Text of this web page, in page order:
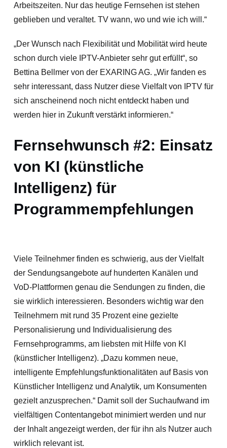
Arbeitszeiten. Nur das heutige Fernsehen ist stehen
geblieben und veraltet. TV wann, wo und wie ich will.“
„Der Wunsch nach Flexibilität und Mobilität wird heute
schon durch viele IPTV-Anbieter sehr gut erfüllt“, so
Bettina Bellmer von der EXARING AG. „Wir fanden es
sehr interessant, dass Nutzer diese Vielfalt von IPTV für
sich anscheinend noch nicht entdeckt haben und
werden hier in Zukunft verstärkt informieren.“
Fernsehwunsch #2: Einsatz
von KI (künstliche
Intelligenz) für
Programmempfehlungen
Viele Teilnehmer finden es schwierig, aus der Vielfalt
der Sendungsangebote auf hunderten Kanälen und
VoD-Plattformen genau die Sendungen zu finden, die
sie wirklich interessieren. Besonders wichtig war den
Teilnehmern mit rund 35 Prozent eine gezielte
Personalisierung und Individualisierung des
Fernsehprogramms, am liebsten mit Hilfe von KI
(künstlicher Intelligenz). „Dazu kommen neue,
intelligente Empfehlungsfunktionalitäten auf Basis von
Künstlicher Intelligenz und Analytik, um Konsumenten
gezielt anzusprechen.“ Damit soll der Suchaufwand im
vielfältigen Contentangebot minimiert werden und nur
der Inhalt angezeigt werden, der für ihn als Nutzer auch
wirklich relevant ist.